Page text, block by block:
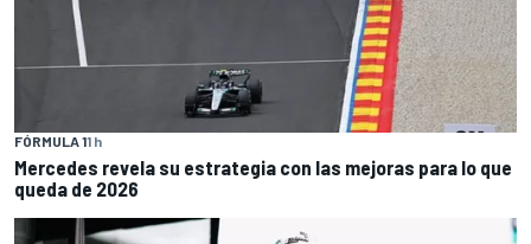
FÓRMULA 11 h
Mercedes revela su estrategia con las mejoras para lo que
queda de 2026